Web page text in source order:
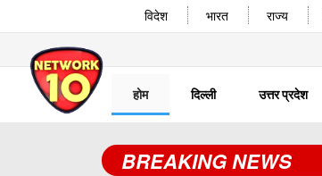
विदेश भारत राज्य
होम दिल्ली उत्तर प्रदेश
BREAKING NEWS